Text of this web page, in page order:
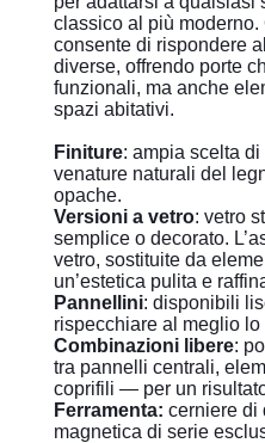
classico al più moderno.
consente di rispondere
diverse, offrendo porte
funzionali, ma anche
spazi abitativi.
Finiture: ampia scelta
venature naturali del
opache.
Versioni a vetro: vetro
semplice o decorato.
vetro, sostituite da
un’estetica pulita e
Pannellini: disponibili
rispecchiare al meglio
Combinazioni libere:
tra pannelli centrali,
coprifili — per un
Ferramenta: cerniere di
magnetica di serie